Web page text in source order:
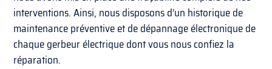
interventions. Ainsi, nous disposons d’un historique de
maintenance préventive et de dépannage électronique de
chaque gerbeur électrique dont vous nous confiez la
réparation.